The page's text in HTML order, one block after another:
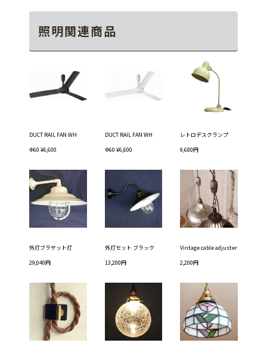
照明関連商品
DUCT RAIL FAN WH
Φ60 ¥6,600
DUCT RAIL FAN WH
Φ60 ¥6,600
レトロデスクランプ
9,680円
外灯ブラケット灯
29,040円
外灯セット ブラック
13,200円
Vintage cable adjuster
2,200円